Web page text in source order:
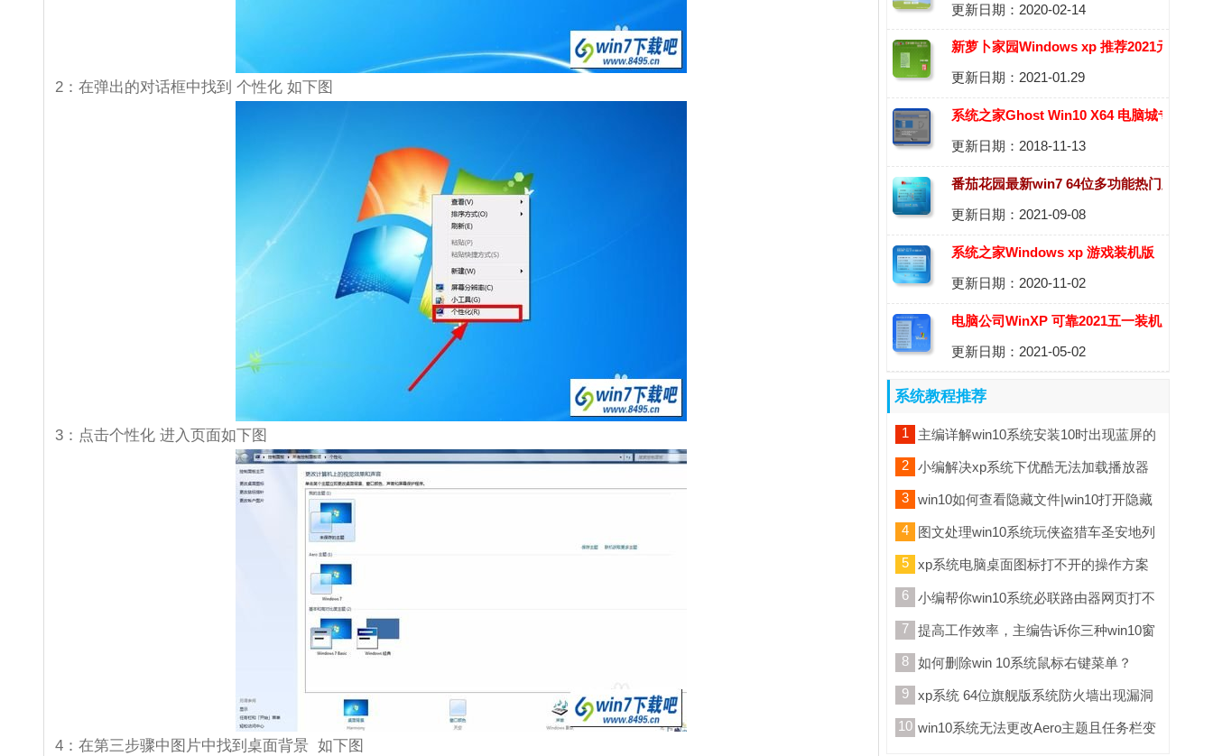
2：在弹出的对话框中找到 个性化 如下图
3：点击个性化 进入页面如下图
4：在第三步骤中图片中找到桌面背景 如下图
v2020.03
更新日期：2020-02-14
新萝卜家园Windows xp 推荐2021元旦装
机版
更新日期：2021-01.29
系统之家Ghost Win10 X64 电脑城专业版
v2018.12
更新日期：2018-11-13
番茄花园最新win7 64位多功能热门版
v2021.10
更新日期：2021-09-08
系统之家Windows xp 游戏装机版
2020.11
更新日期：2020-11-02
电脑公司WinXP 可靠2021五一装机版
更新日期：2021-05-02
系统教程推荐
1
主编详解win10系统安装10时出现蓝屏的
方案
2
小编解决xp系统下优酷无法加载播放器
的方案?
3
win10如何查看隐藏文件|win10打开隐藏
文件的介绍
4
图文处理win10系统玩侠盗猎车圣安地列
斯鼠标不能点击的步骤
5
xp系统电脑桌面图标打不开的操作方案
6
小编帮你win10系统必联路由器网页打不
开网速很慢的问题
7
提高工作效率，主编告诉你三种win10窗
口切换的操作办法
8
如何删除win 10系统鼠标右键菜单？
9
xp系统 64位旗舰版系统防火墙出现漏洞
的恢复技巧
10 win10系统无法更改Aero主题且任务栏变